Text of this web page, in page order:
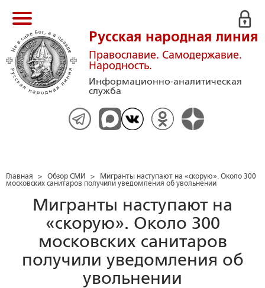
Русская народная линия
Православие. Самодержавие.
Народность.
Информационно-аналитическая
служба
Главная > Обзор СМИ >
Мигранты наступают на «скорую». Около 300
московских санитаров получили уведомления об увольнении
Мигранты наступают на
«скорую». Около 300
московских санитаров
получили уведомления об
увольнении